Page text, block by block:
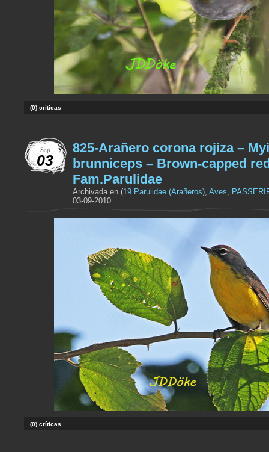
(0) críticas
Sep
03
825-Arañero corona rojiza –
brunniceps – Brown-capped
Fam.Parulidae
Archivada en (19 Parulidae (Arañeros), Aves,
03-09-2010
(0) críticas